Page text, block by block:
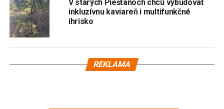
V starých Piešťanoch chcú vybudovať
inkluzívnu kaviareň i multifunkčné
ihrisko
REKLAMA